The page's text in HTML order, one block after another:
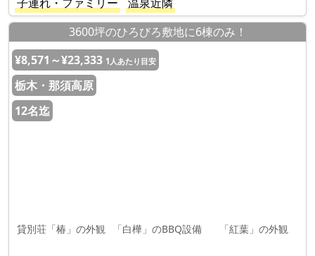
3600坪のひろびろ敷地に6棟のみ！
¥8,571～¥23,333 1人あたり目安
栃木・那須高原
12名迄
貸別荘「椿」の外観 「白樺」のBBQ設備 「紅葉」の外観